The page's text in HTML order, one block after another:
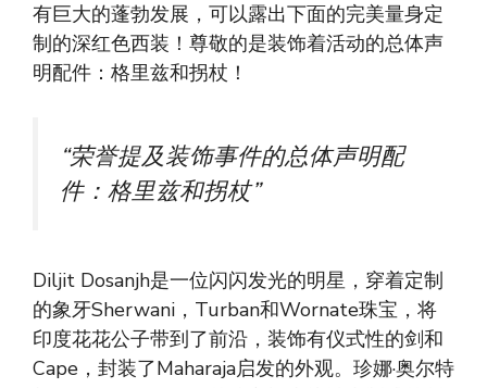
有巨大的蓬勃发展，可以露出下面的完美量身定
制的深红色西装！尊敬的是装饰着活动的总体声
明配件：格里兹和拐杖！
“荣誉提及装饰事件的总体声明配
件：格里兹和拐杖”
Diljit Dosanjh是一位闪闪发光的明星，穿着定制
的象牙Sherwani，Turban和Wornate珠宝，将
印度花花公子带到了前沿，装饰有仪式性的剑和
Cape，封装了Maharaja启发的外观。珍娜·奥尔特